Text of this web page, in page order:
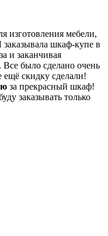
изготовления мебели,
шкаф-купе в
и заканчивая
было сделано очень
скидку сделали!
за прекрасный шкаф!
заказывать только